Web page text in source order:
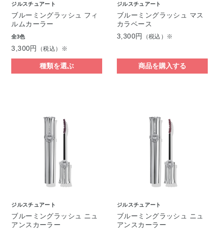
ジルスチュアート
ブルーミングラッシュ フィ
ルムカーラー
全3色
3,300円 （税込）※
種類を選ぶ
ジルスチュアート
ブルーミングラッシュ マス
カラベース
3,300円
（税込）※
商品を購入する
ジルスチュアート
ブルーミングラッシュ ニュ
アンスカーラー
ジルスチュアート
ブルーミングラッシュ ニュ
アンスカーラー